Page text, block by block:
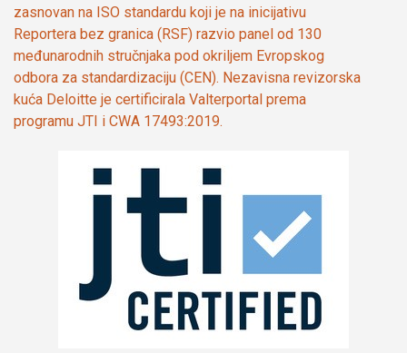
zasnovan na ISO standardu koji je na inicijativu
Reportera bez granica (RSF) razvio panel od 130
međunarodnih stručnjaka pod okriljem Evropskog
odbora za standardizaciju (CEN). Nezavisna revizorska
kuća Deloitte je certificirala Valterportal prema
programu JTI i CWA 17493:2019.